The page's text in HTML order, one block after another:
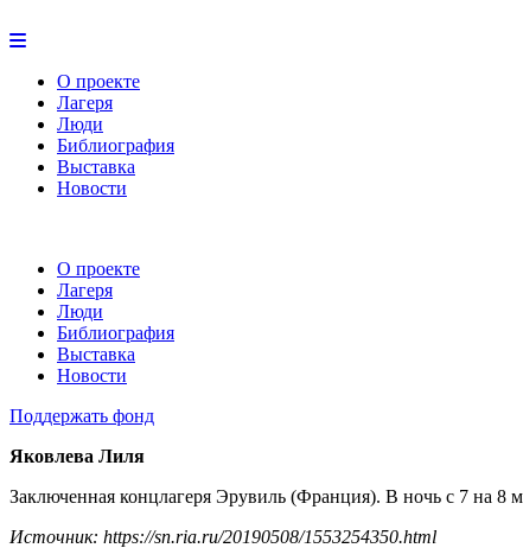
О проекте
Лагеря
Люди
Библиография
Выставка
Новости
О проекте
Лагеря
Люди
Библиография
Выставка
Новости
Поддержать фонд
Яковлева Лиля
Заключенная концлагеря Эрувиль (Франция). В ночь с 7 на 8
Источник: https://sn.ria.ru/20190508/1553254350.html